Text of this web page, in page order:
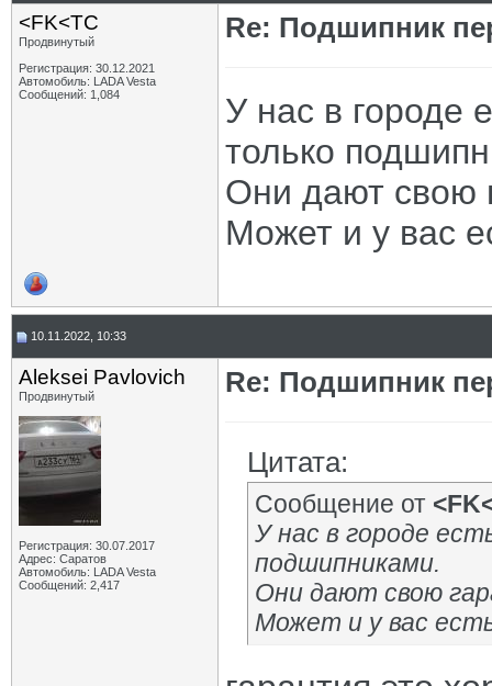
<FK<TC
Продвинутый
Регистрация: 30.12.2021
Автомобиль: LADA Vesta
Сообщений: 1,084
Re: Подшипник
У нас в городе
только
Они дают свою
Может и у вас
10.11.2022, 10:33
Aleksei Pavlovich
Продвинутый
Регистрация: 30.07.2017
Адрес: Саратов
Автомобиль: LADA Vesta
Сообщений: 2,417
Re: Подшипник
Цитата:
Сообщение от
У нас в городе
подшипниками.
Они дают свою
Может и у вас